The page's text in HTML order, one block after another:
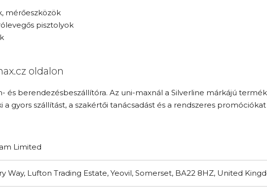
mérőeszközök
pisztolyok
oldalon
és berendezésbeszállítóra. Az uni-maxnál a Silverline márkájú
gyors szállítást, a szakértői tanácsadást és a rendszeres
Limited
Way, Lufton Trading Estate, Yeovil, Somerset, BA22 8HZ, United